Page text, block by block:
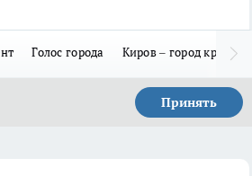
Голос города Киров – город
Принять